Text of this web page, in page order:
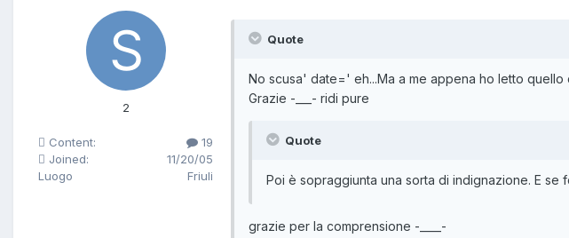
2
Content:
19
Joined:
11/20/05
Luogo
Friuli
Quote
No scusa' date=' eh...Ma a me appena ho letto
Grazie -___- ridi pure
Quote
Poi è sopraggiunta una sorta di indignazione. E se
grazie per la comprensione -____-